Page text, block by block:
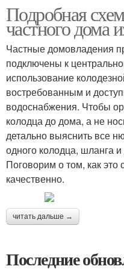
Подробная
частного дома
Частные домовладения
подключены к
использование
востребованным и
водоснабжения. Чтобы
колодца до дома, а не
детально выяснить все
одного колодца, шланга и
Поговорим о том, как это
качественно.
читать дальше →
Последние